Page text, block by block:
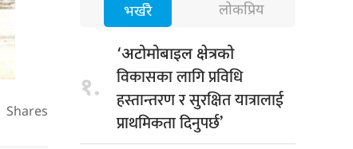
Shares
भर्खरै लोकप्रिय
१.
‘अटोमोबाइल क्षेत्रको
विकासका लागि प्रविधि
हस्तान्तरण र सुरक्षित यात्रालाई
प्राथमिकता दिनुपर्छ’